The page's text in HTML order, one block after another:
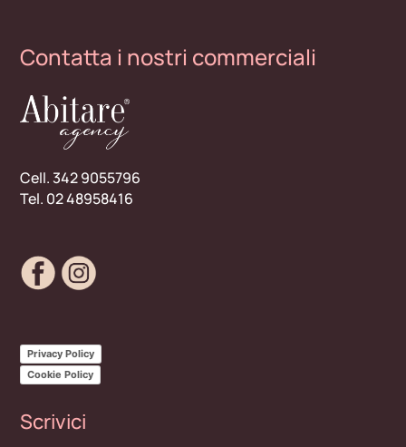
Contatta i nostri commerciali
Cell. 342 9055796
Tel. 02 48958416
Privacy Policy
Cookie Policy
Scrivici